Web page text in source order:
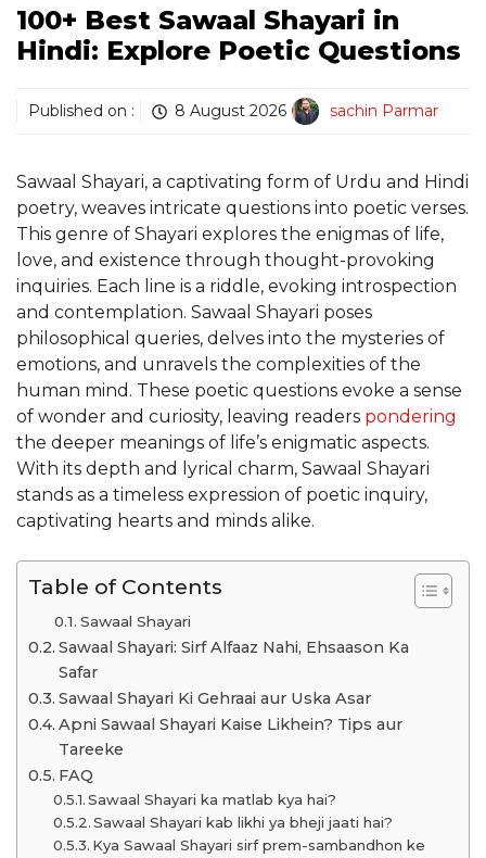
100+ Best Sawaal Shayari in
Hindi: Explore Poetic Questions
Published on : 8 August 2026 sachin Parmar
Sawaal Shayari, a captivating form of Urdu and Hindi
poetry, weaves intricate questions into poetic verses.
This genre of Shayari explores the enigmas of life,
love, and existence through thought-provoking
inquiries. Each line is a riddle, evoking introspection
and contemplation. Sawaal Shayari poses
philosophical queries, delves into the mysteries of
emotions, and unravels the complexities of the
human mind. These poetic questions evoke a sense
of wonder and curiosity, leaving readers pondering
the deeper meanings of life’s enigmatic aspects.
With its depth and lyrical charm, Sawaal Shayari
stands as a timeless expression of poetic inquiry,
captivating hearts and minds alike.
Table of Contents
Sawaal Shayari
Sawaal Shayari: Sirf Alfaaz Nahi, Ehsaason Ka
Safar
Sawaal Shayari Ki Gehraai aur Uska Asar
Apni Sawaal Shayari Kaise Likhein? Tips aur
Tareeke
FAQ
Sawaal Shayari ka matlab kya hai?
Sawaal Shayari kab likhi ya bheji jaati hai?
Kya Sawaal Shayari sirf prem-sambandhon ke